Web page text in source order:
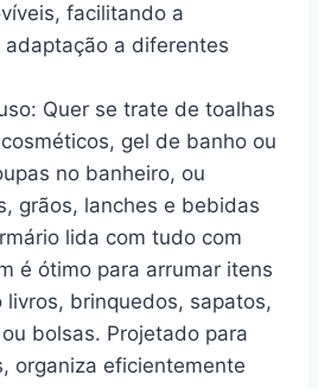
facilitando a
a diferentes
Quer se trate de toalhas
gel de banho ou
no banheiro, ou
grãos, lanches e bebidas
lida com tudo com
é ótimo para arrumar itens
brinquedos, sapatos,
bolsas. Projetado para
organiza eficientemente